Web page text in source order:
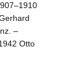
–
Otto